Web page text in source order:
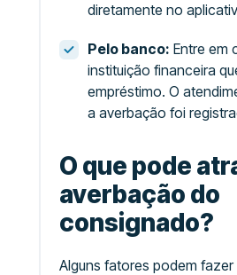
diretamente no
Pelo banco: Entre em
instituição financeira
empréstimo. O
a averbação foi
O que pode
averbação do
consignado?
Alguns fatores podem